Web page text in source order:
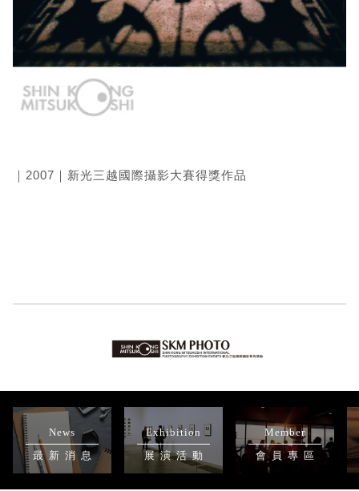
｜2007｜新光三越國際攝影大賽得獎作品
News
最新消息
Exhibition
展演活動
Member
會員專區